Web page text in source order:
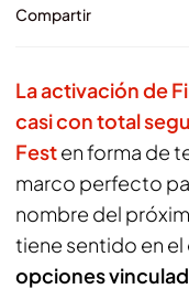
Compartir
La activación de
casi con total
Festen forma de
marco perfecto
nombre del
tiene sentido en
opciones